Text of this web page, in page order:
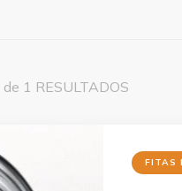
1 RESULTADOS
FITAS